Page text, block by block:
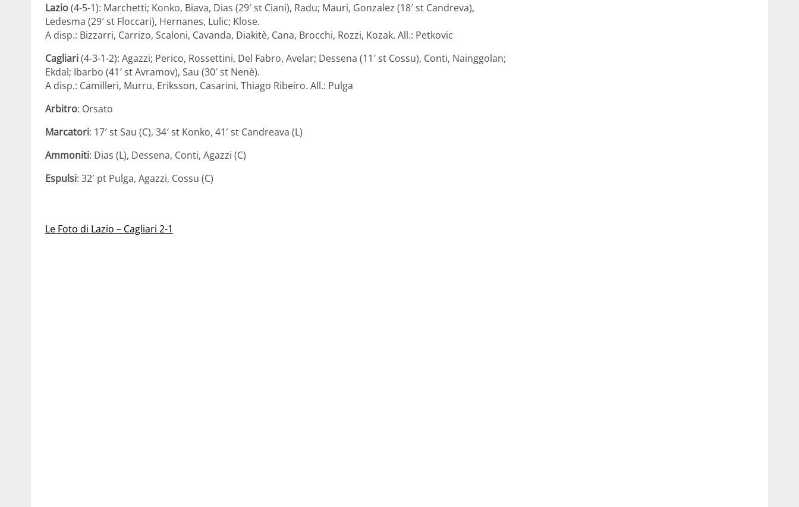
Lazio(4-5-1): Marchetti; Konko, Biava, Dias (29′ st Ciani), Radu; Mauri, Gonzalez (18′ st Candreva),
Ledesma (29′ st Floccari), Hernanes, Lulic; Klose.
A disp.: Bizzarri, Carrizo, Scaloni, Cavanda, Diakitè, Cana, Brocchi, Rozzi, Kozak. All.: Petkovic
Cagliari(4-3-1-2): Agazzi; Perico, Rossettini, Del Fabro, Avelar; Dessena (11′ st Cossu), Conti, Nainggolan;
Ekdal; Ibarbo (41′ st Avramov), Sau (30′ st Nenè).
A disp.: Camilleri, Murru, Eriksson, Casarini, Thiago Ribeiro. All.: Pulga
Arbitro: Orsato
Marcatori: 17′ st Sau (C), 34′ st Konko, 41′ st Candreava (L)
Ammoniti: Dias (L), Dessena, Conti, Agazzi (C)
Espulsi: 32′ pt Pulga, Agazzi, Cossu (C)
Le Foto di Lazio – Cagliari 2-1